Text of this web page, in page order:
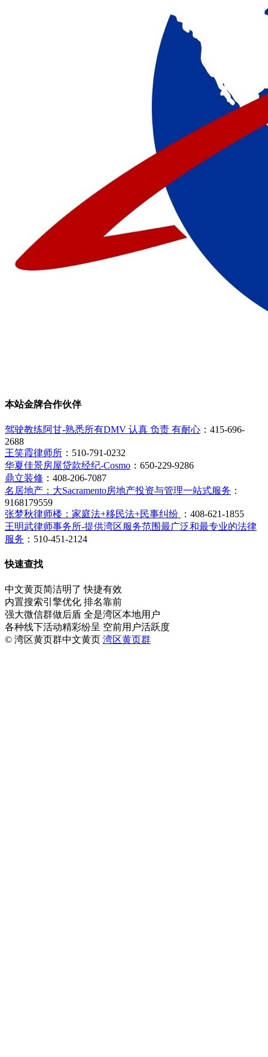
本站金牌合作伙伴
驾驶教练阿甘-熟悉所有DMV 认真 负责 有耐心 ：415-696-
2688
王笑霞律师所 ：510-791-0232
华夏佳景房屋贷款经纪-Cosmo ：650-229-9286
鼎立装修 ：408-206-7087
名居地产：大Sacramento房地产投资与管理一站式服务 ：
9168179559
张梦秋律师楼：家庭法+移民法+民事纠纷
：408-621-1855
王明武律师事务所-提供湾区服务范围最广泛和最专业的法律
服务 ：510-451-2124
快速查找
中文黄页简洁明了 快捷有效
内置搜索引擎优化 排名靠前
强大微信群做后盾 全是湾区本地用户
各种线下活动精彩纷呈 空前用户活跃度
© 湾区黄页群中文黄页 湾区黄页群